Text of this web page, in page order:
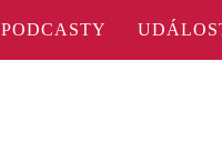
PODCASTY